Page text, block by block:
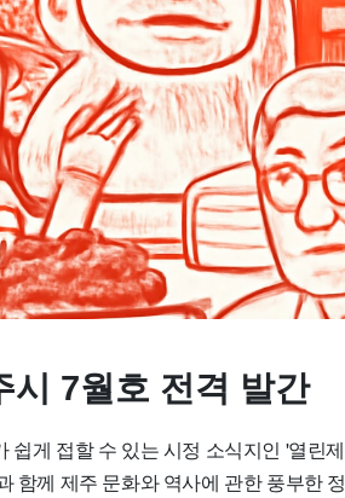
시 7월호 전격 발간
쉽게 접할 수 있는 시정 소식지인 '열린
함께 제주 문화와 역사에 관한 풍부한